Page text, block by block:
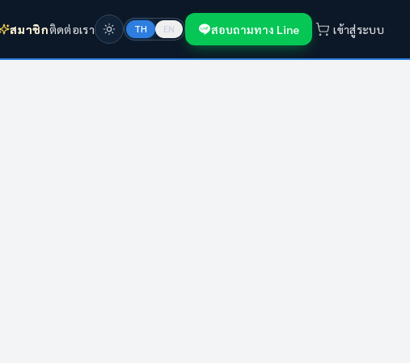
สมาชิกติดต่อเรา TH EN สอบถามทาง Line เข้าสู่ระบบ